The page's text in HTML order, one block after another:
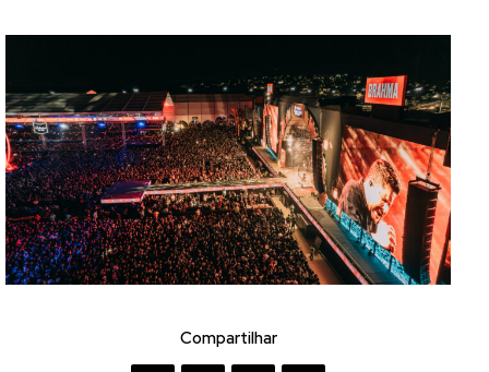
Compartilhar